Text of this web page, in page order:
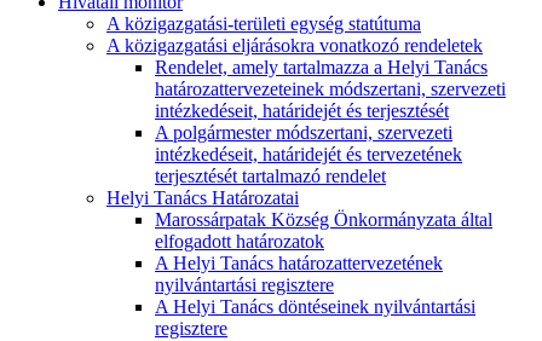
A közigazgatási-területi egység statútuma
A közigazgatási eljárásokra vonatkozó rendeletek
Rendelet, amely tartalmazza a Helyi Tanács
határozattervezeteinek módszertani, szervezeti
intézkedéseit, határidejét és terjesztését
A polgármester módszertani, szervezeti
intézkedéseit, határidejét és tervezetének
terjesztését tartalmazó rendelet
Helyi Tanács Határozatai
Marossárpatak Község Önkormányzata által
elfogadott határozatok
A Helyi Tanács határozattervezetének
nyilvántartási regisztere
A Helyi Tanács döntéseinek nyilvántartási
regisztere